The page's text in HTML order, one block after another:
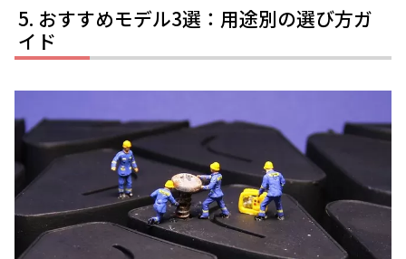
おすすめモデル3選：用途別の選び方ガ
イド